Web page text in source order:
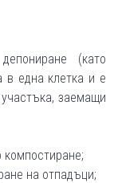
(като
в една клетка и е
заемащи
компостиране;
на отпадъци;